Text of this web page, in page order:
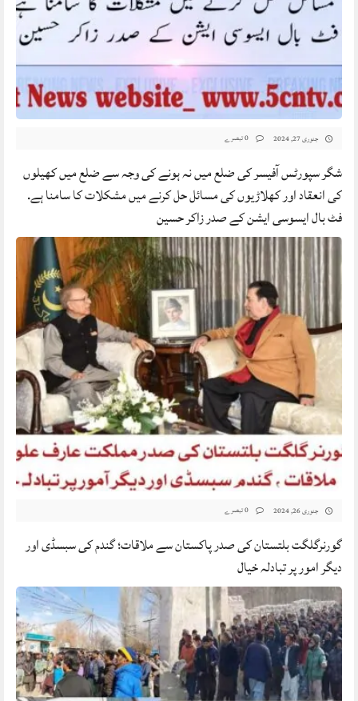
جنوری 27, 2024
شگر سپورٹس آفیسر کی ضلع میں نہ ہونے کی وجہ سے ضلع میں کھیلوں
کی انعقاد اور کھلاڑیوں کی مسائل حل کرنے میں مشکلات کا سامنا ہے.
فٹ بال ایسوسی ایشن کے صدر زاکر حسین
جنوری 26, 2024
گورنرگلگت بلتستان کی صدر پاکستان سے ملاقات؛ گندم کی سبسڈی اور
دیگر امور پر تبادلہ خیال